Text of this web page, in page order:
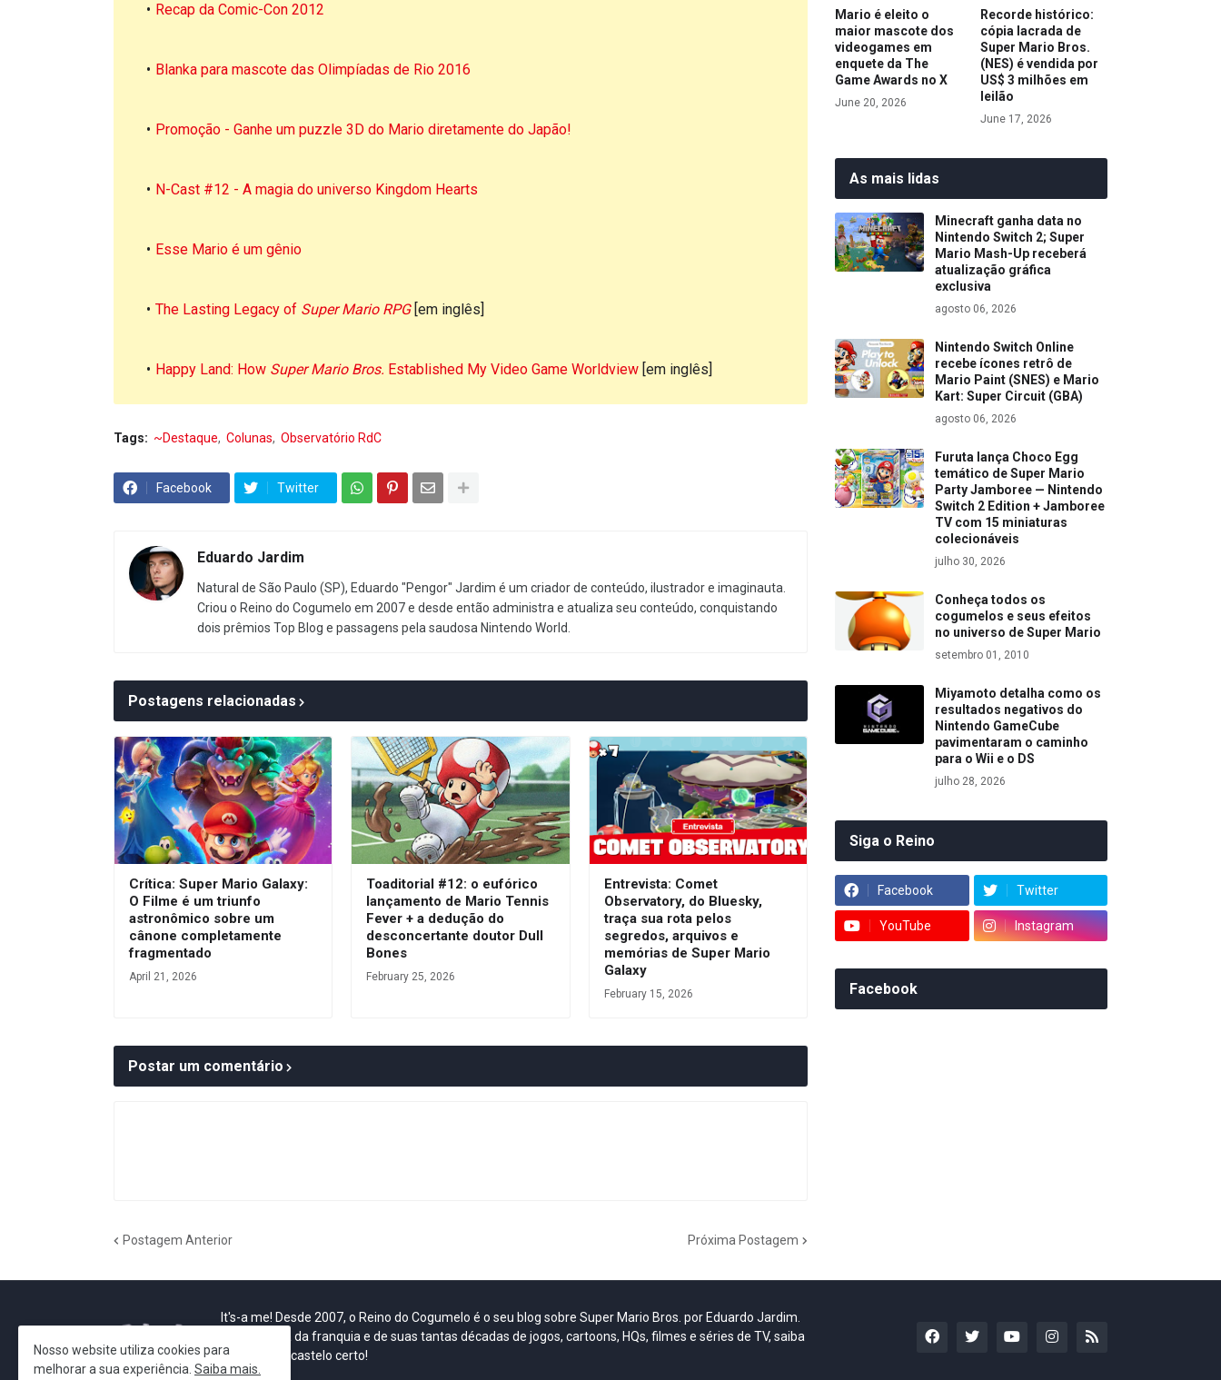
Recap da Comic-Con 2012
Blanka para mascote das Olimpíadas de Rio 2016
Promoção - Ganhe um puzzle 3D do Mario diretamente do Japão!
N-Cast #12 - A magia do universo Kingdom Hearts
Esse Mario é um gênio
The Lasting Legacy of Super Mario RPG[em inglês]
Happy Land: How Super Mario Bros. Established My Video Game Worldview [em inglês]
Tags: ~Destaque Colunas Observatório RdC
Facebook Twitter
Eduardo Jardim
Natural de São Paulo (SP), Eduardo "Pengor" Jardim é um criador de conteúdo, ilustrador e imaginauta.
Criou o Reino do Cogumelo em 2007 e desde então administra e atualiza seu conteúdo, conquistando
dois prêmios Top Blog e passagens pela saudosa Nintendo World.
Postagens relacionadas
Crítica: Super Mario Galaxy:
O Filme é um triunfo
astronômico sobre um
cânone completamente
fragmentado
April 21, 2026
Toaditorial #12: o eufórico
lançamento de Mario Tennis
Fever + a dedução do
desconcertante doutor Dull
Bones
February 25, 2026
Entrevista: Comet
Observatory, do Bluesky,
traça sua rota pelos
segredos, arquivos e
memórias de Super Mario
Galaxy
February 15, 2026
Postar um comentário
Postagem Anterior Próxima Postagem
Mario é eleito o
maior mascote dos
videogames em
enquete da The
Game Awards no X
June 20, 2026
Recorde histórico:
cópia lacrada de
Super Mario Bros.
(NES) é vendida por
US$ 3 milhões em
leilão
June 17, 2026
As mais lidas
Minecraft ganha data no
Nintendo Switch 2; Super
Mario Mash-Up receberá
atualização gráfica
exclusiva
agosto 06, 2026
Nintendo Switch Online
recebe ícones retrô de
Mario Paint (SNES) e Mario
Kart: Super Circuit (GBA)
agosto 06, 2026
Furuta lança Choco Egg
temático de Super Mario
Party Jamboree — Nintendo
Switch 2 Edition + Jamboree
TV com 15 miniaturas
colecionáveis
julho 30, 2026
Conheça todos os
cogumelos e seus efeitos
no universo de Super Mario
setembro 01, 2010
Miyamoto detalha como os
resultados negativos do
Nintendo GameCube
pavimentaram o caminho
para o Wii e o DS
julho 28, 2026
Siga o Reino
Facebook Twitter
YouTube Instagram
Facebook
It's-a me! Desde 2007, o Reino do Cogumelo é o seu blog sobre Super Mario Bros. por Eduardo Jardim.
Se você é fã da franquia e de suas tantas décadas de jogos, cartoons, HQs, filmes e séries de TV, saiba
que está no castelo certo!
Nosso website utiliza cookies para
melhorar a sua experiência. Saiba mais.